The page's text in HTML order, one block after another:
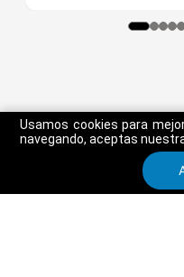
Usamos cookies para
navegando, aceptas